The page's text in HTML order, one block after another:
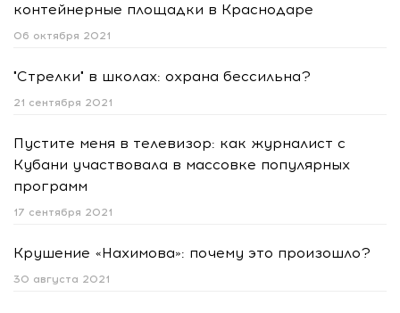
контейнерные площадки в Краснодаре
06 октября 2021
"Стрелки" в школах: охрана бессильна?
21 сентября 2021
Пустите меня в телевизор: как журналист с
Кубани участвовала в массовке популярных
программ
17 сентября 2021
Крушение «Нахимова»: почему это произошло?
30 августа 2021